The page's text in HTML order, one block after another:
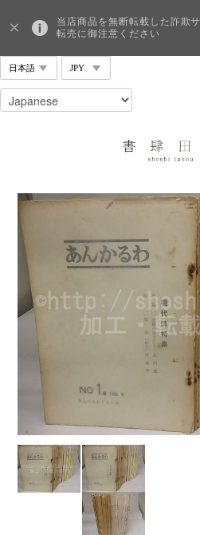
当店商品を無断転載した詐欺
転売に御注意ください